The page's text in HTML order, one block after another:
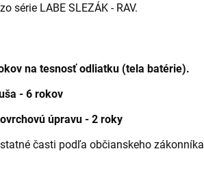
série LABE SLEZÁK - RAV.
na tesnosť odliatku (tela batérie).
- 6 rokov
úpravu - 2 roky
časti podľa občianskeho zákonníka